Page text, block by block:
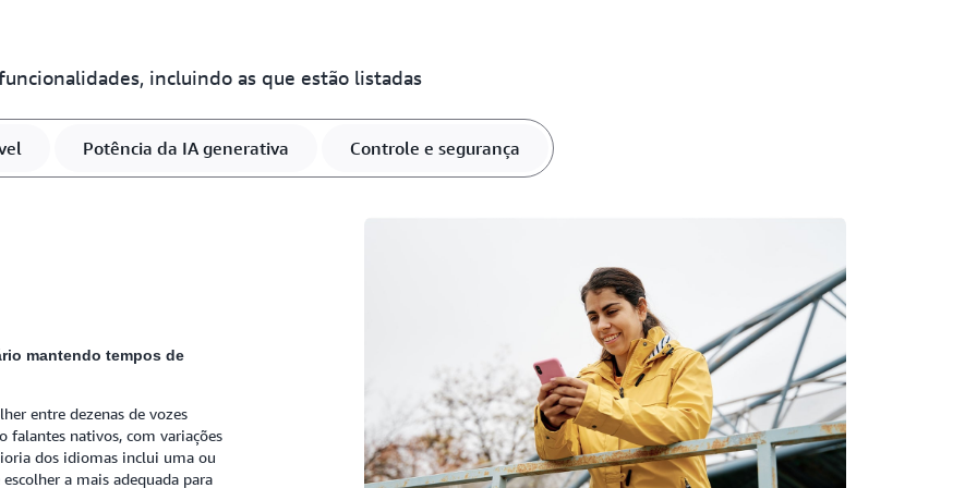
Saiba mais informações sobre o SSML
incluindo as que estão listadas
Potência da IA generativa Controle e segurança
mantendo tempos de
entre dezenas de vozes
falantes nativos, com variações
dos idiomas inclui uma ou
a mais adequada para